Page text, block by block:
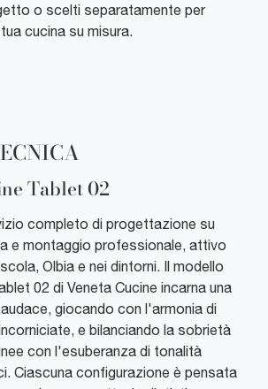
o scelti separatamente per
cucina su misura.
Tablet 02
completo di progettazione su
e montaggio professionale, attivo
Olbia e nei dintorni. Il modello
02 di Veneta Cucine incarna una
giocando con l'armonia di
e bilanciando la sobrietà
con l'esuberanza di tonalità
Ciascuna configurazione è pensata